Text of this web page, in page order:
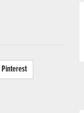
Pinterest